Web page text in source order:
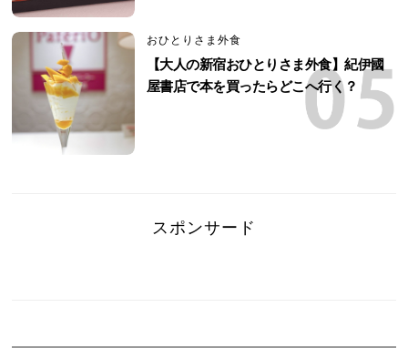
おひとりさま外食
【大人の新宿おひとりさま外食】紀伊國
屋書店で本を買ったらどこへ行く？
スポンサード